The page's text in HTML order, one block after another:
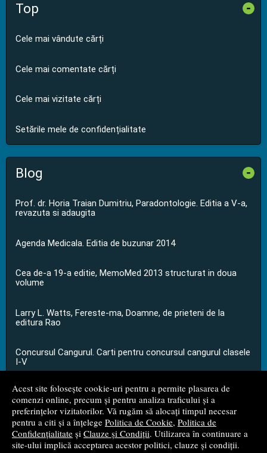
Acest site folosește cookie-uri pentru a permite plasarea de
comenzi online, precum și pentru analiza traficului și a
preferințelor vizitatorilor. Vă rugăm să alocați timpul necesar
pentru a citi și a înțelege Politica de Cookie, Politica de
Confidențialitate și Clauze și Condiții. Utilizarea în continuare a
site-ului implică acceptarea acestor politici, clauze și condiții.
Top -
Cele mai vândute cărți
Cele mai comentate cărți
Cele mai vizitate cărți
Setările mele de confidențialitate
Blog -
Prof. dr. Horia Traian Dumitriu, Paradontologie. Editia a V-a,
revazuta si adaugita
Agenda Medicala. Editia de buzunar 2014
Cea de-a 19-a editie, MemoMed 2013 structurat in doua
volume
Larry L. Watts, Fereste-ma, Doamne, de prieteni de la
editura Rao
Concursul Cangurul. Carti pentru concursul cangurul clasele
I-V
...toate știrile
© 2008 - 2026S.C. M.G. Net Distribution S.R.L.
Magazin onlinecreat deVital Soft